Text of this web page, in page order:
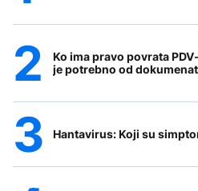
Ko ima pravo povrata
je potrebno od
Hantavirus: Koji su